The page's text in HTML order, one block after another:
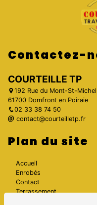
Contactez-
COURTEILLE TP
192 Rue du Mont-St-Michel
61700 Domfront en Poiraie
02 33 38 74 50
contact@courteilletp.fr
Plan du site
Accueil
Enrobés
Contact
Terrassement